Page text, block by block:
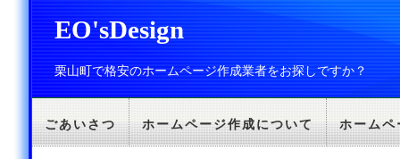
EO'sDesign
栗山町で格安のホームページ作成業者をお探しですか？
ごあいさつ ホームページ作成について ホームペ